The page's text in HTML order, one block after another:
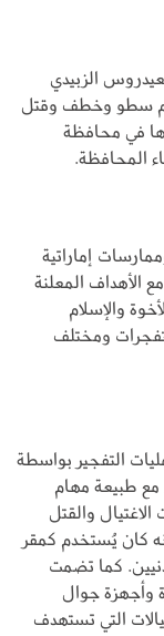
الزبيدي
سطو وخطف وقتل
في محافظة
المحافظة.
إماراتية
الأهداف المعلنة
والإسلام
ومختلف
التفجير بواسطة
مع طبيعة مهام
والقتل
كان يُستخدم كمقر
كما تضمت
وأجهزة جوال
التي تستهدف